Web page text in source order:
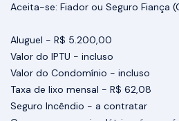
Aceita-se: Fiador ou Seguro Fiança
Aluguel - R$ 5.200,00
Valor do IPTU - incluso
Valor do Condomínio - incluso
Taxa de lixo mensal - R$ 62,08
Seguro Incêndio - a contratar